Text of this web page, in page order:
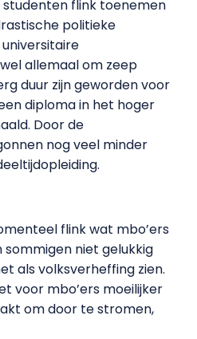
flink toenemen
politieke
universitaire
allemaal om zeep
duur zijn geworden voor
diploma in het hoger
Door de
nog veel minder
flink wat mbo’ers
sommigen niet gelukkig
als volksverheffing zien.
voor mbo’ers moeilijker
om door te stromen,